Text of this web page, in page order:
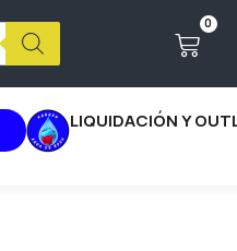
0
LIQUIDACIÓN Y